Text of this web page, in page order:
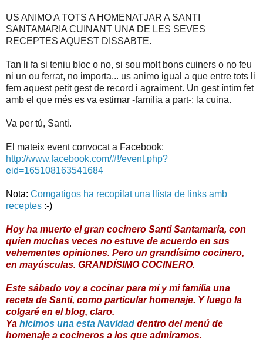
US ANIMO A TOTS A HOMENATJAR A SANTI
SANTAMARIA CUINANT UNA DE LES SEVES
RECEPTES AQUEST DISSABTE.
Tan li fa si teniu bloc o no, si sou molt bons cuiners o no feu
ni un ou ferrat, no importa... us animo igual a que entre tots li
fem aquest petit gest de record i agraiment. Un gest íntim fet
amb el que més es va estimar -familia a part-: la cuina.
Va per tú, Santi.
El mateix event convocat a Facebook:
http://www.facebook.com/#!/event.php?
eid=165108163541684
Nota: Comgatigos ha recopilat una llista de links amb
receptes :-)
Hoy ha muerto el gran cocinero Santi Santamaria, con
quien muchas veces no estuve de acuerdo en sus
vehementes opiniones. Pero un grandísimo cocinero,
en mayúsculas. GRANDÍSIMO COCINERO.
Este sábado voy a cocinar para mí y mi familia una
receta de Santi, como particular homenaje. Y luego la
colgaré en el blog, claro.
Ya hicimos una esta Navidad dentro del menú de
homenaje a cocineros a los que admiramos.